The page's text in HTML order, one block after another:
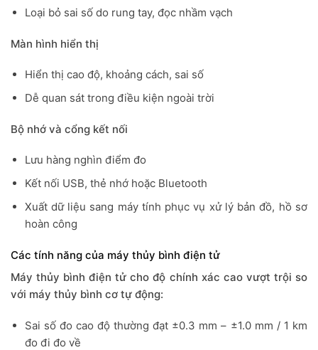
Loại bỏ sai số do rung tay, đọc nhầm vạch
Màn hình hiển thị
Hiển thị cao độ, khoảng cách, sai số
Dễ quan sát trong điều kiện ngoài trời
Bộ nhớ và cổng kết nối
Lưu hàng nghìn điểm đo
Kết nối USB, thẻ nhớ hoặc Bluetooth
Xuất dữ liệu sang máy tính phục vụ xử lý bản đồ, hồ sơ
hoàn công
Các tính năng của máy thủy bình điện tử
Máy thủy bình điện tử cho độ chính xác cao vượt trội so
với máy thủy bình cơ tự động:
Sai số đo cao độ thường đạt ±0.3 mm – ±1.0 mm / 1 km
đo đi đo về